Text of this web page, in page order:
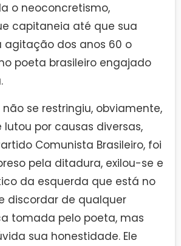
o neoconcretismo,
capitaneia até que sua
agitação dos anos 60 o
poeta brasileiro engajado
se restringiu, obviamente,
lutou por causas diversas,
Comunista Brasileiro, foi
pela ditadura, exilou-se e
da esquerda que está no
discordar de qualquer
tomada pelo poeta, mas
sua honestidade. Ele